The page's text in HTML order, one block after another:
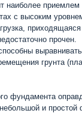
наиболее приемлем
с высоким
прочен.
грунта
фундамента
и